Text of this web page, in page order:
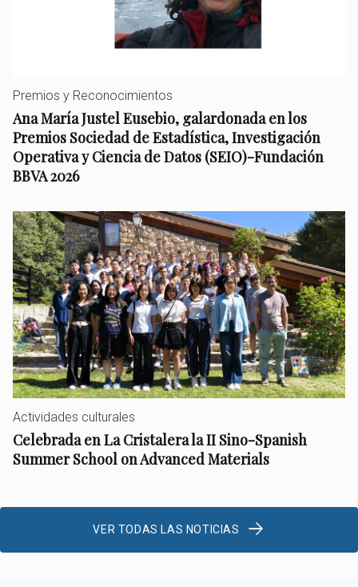
Premios y Reconocimientos
Ana María Justel Eusebio, galardonada en los
Premios Sociedad de Estadística, Investigación
Operativa y Ciencia de Datos (SEIO)-Fundación
BBVA 2026
Actividades culturales
Celebrada en La Cristalera la II Sino-Spanish
Summer School on Advanced Materials
VER TODAS LAS NOTICIAS